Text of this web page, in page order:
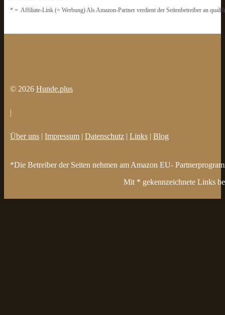
* = Affiliate-Link (= Werbung) Als Amazon-Partner verdient der Seitenbetreiber an
© 2026 Hunde.plus
|
Über uns | Impressum | Datenschutz | Links | Blog
*Die Betreiber der Seiten nehmen am Amazon EU-
Mit * gekennzeichnete Links